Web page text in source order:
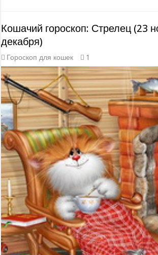
Кошачий гороскоп: Стрелец (23
декабря)
Гороскоп для кошек 1